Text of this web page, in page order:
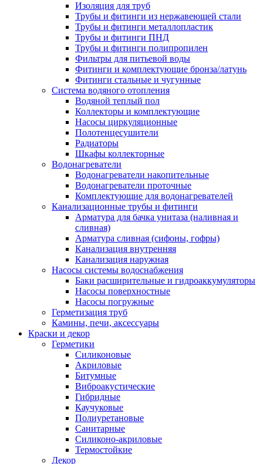
Изоляция для труб
Трубы и фитинги из нержавеющей стали
Трубы и фитинги металлопластик
Трубы и фитинги ПНД
Трубы и фитинги полипропилен
Фильтры для питьевой воды
Фитинги и комплектующие бронза/латунь
Фитинги стальные и чугунные
Система водяного отопления
Водяной теплый пол
Коллекторы и комплектующие
Насосы циркуляционные
Полотенцесушители
Радиаторы
Шкафы коллекторные
Водонагреватели
Водонагреватели накопительные
Водонагреватели проточные
Комплектующие для водонагревателей
Канализационные трубы и фитинги
Арматура для бачка унитаза (наливная и
сливная)
Арматура сливная (сифоны, гофры)
Канализация внутренняя
Канализация наружная
Насосы системы водоснабжения
Баки расширительные и гидроаккумуляторы
Насосы поверхностные
Насосы погружные
Герметизация труб
Камины, печи, аксессуары
Краски и декор
Герметики
Силиконовые
Акриловые
Битумные
Виброакустические
Гибридные
Каучуковые
Полиуретановые
Санитарные
Силиконо-акриловые
Термостойкие
Декор